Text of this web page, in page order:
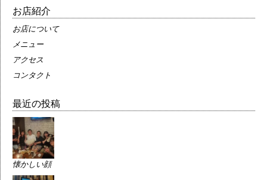
お店紹介
お店について
メニュー
アクセス
コンタクト
最近の投稿
懐かしい顔